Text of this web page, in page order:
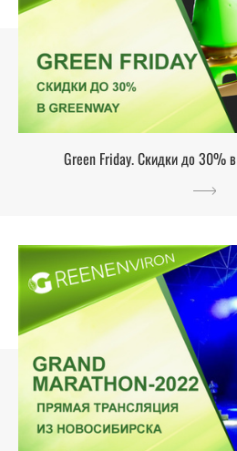
Green Friday. Скидки до 30%